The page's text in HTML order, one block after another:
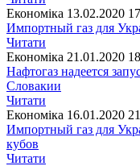
Економіка 13.02.2020
Импортный газ для
Читати
Економіка 21.01.2020
Нафтогаз надеется
Словакии
Читати
Економіка 16.01.2020
Импортный газ для
кубов
Читати